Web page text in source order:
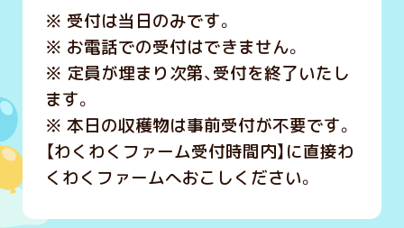
※ 受付は当日のみです。
※ お電話での受付はできません。
※ 定員が埋まり次第、受付を終了いたし
ます。
※ 本日の収穫物は事前受付が不要です。
【わくわくファーム受付時間内】に直接わ
くわくファームへおこしください。